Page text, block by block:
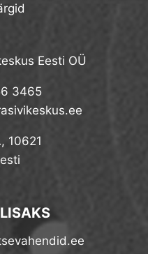
Eesti OÜ
3465
10621